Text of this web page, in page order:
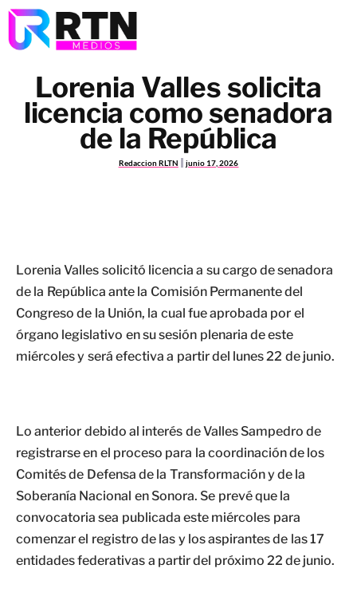
Lorenia Valles solicita
licencia como senadora
de la República
Redaccion RLTN junio 17, 2026
Lorenia Valles solicitó licencia a su cargo de senadora
de la República ante la Comisión Permanente del
Congreso de la Unión, la cual fue aprobada por el
órgano legislativo en su sesión plenaria de este
miércoles y será efectiva a partir del lunes 22 de junio.
Lo anterior debido al interés de Valles Sampedro de
registrarse en el proceso para la coordinación de los
Comités de Defensa de la Transformación y de la
Soberanía Nacional en Sonora. Se prevé que la
convocatoria sea publicada este miércoles para
comenzar el registro de las y los aspirantes de las 17
entidades federativas a partir del próximo 22 de junio.